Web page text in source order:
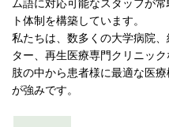
ム語に対応可能なスタッフが
ト体制を構築しています。
私たちは、数多くの大学病院
ター、再生医療専門クリニッ
肢の中から患者様に最適な医
が強みです。